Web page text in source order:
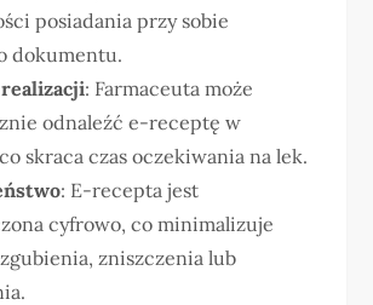
posiadania przy sobie
dokumentu.
: Farmaceuta może
odnaleźć e-receptę w
skraca czas oczekiwania na lek.
: E-recepta jest
cyfrowo, co minimalizuje
zniszczenia lub